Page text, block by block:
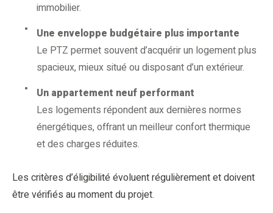
immobilier.
Une enveloppe budgétaire plus importante
Le PTZ permet souvent d’acquérir un logement plus
spacieux, mieux situé ou disposant d’un extérieur.
Un appartement neuf performant
Les logements répondent aux dernières normes
énergétiques, offrant un meilleur confort thermique
et des charges réduites.
Les critères d’éligibilité évoluent régulièrement et doivent
être vérifiés au moment du projet.